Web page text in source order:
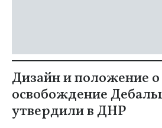
Дизайн и положение
освобождение
утвердили в ДНР